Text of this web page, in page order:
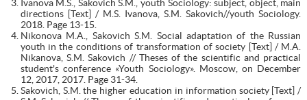
Ivanova M.S., Sakovich S.M., youth Sociology: subject, object, main
directions [Text] / M.S. Ivanova, S.M. Sakovich//youth Sociology.
2018. Page 13-15.
Nikonova M.A., Sakovich S.M. Social adaptation of the Russian
youth in the conditions of transformation of society [Text] / M.A.
Nikanova, S.M. Sakovich // Theses of the scientific and practical
student's conference «Youth Sociology». Moscow, on December
12, 2017, 2017. Page 31-34.
Sakovich, S.M. the higher education in information society [Text] /